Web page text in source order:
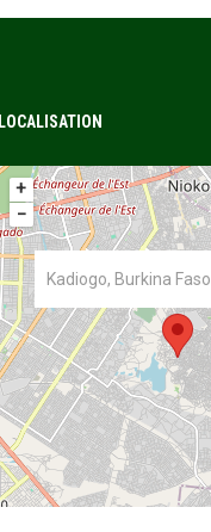
LOCALISATION
Kadiogo, Burkina Faso
+
−